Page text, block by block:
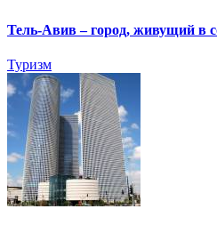
Тель-Авив – город, живущий в
Туризм